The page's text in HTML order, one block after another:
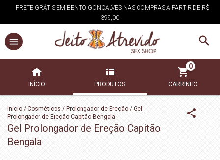
FRETE GRÁTIS EM BENTO GONÇALVES NAS COMPRAS A PARTIR DE R$
399,00
INÍCIO PRODUTOS CARRINHO
0
Início / Cosméticos / Prolongador de Ereção / Gel
Prolongador de Ereção Capitão Bengala
Gel Prolongador de Ereção Capitão
Bengala